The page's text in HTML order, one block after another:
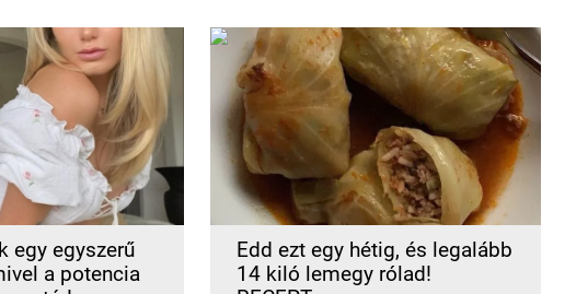
egy egyszerű
a potencia
Edd ezt egy hétig, és legalább
14 kiló lemegy rólad!